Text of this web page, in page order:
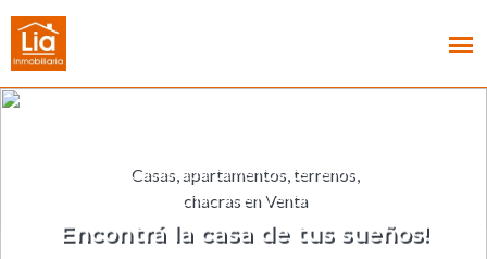
Casas, apartamentos, terrenos,
chacras en Venta
Encontrá la casa de tus sueños!